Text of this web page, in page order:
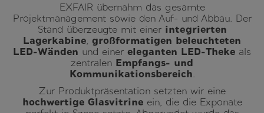
EXFAIR übernahm das gesamte
Projektmanagement sowie den Auf- und Abbau. Der
Stand überzeugte mit einer integrierten
Lagerkabine großformatigen beleuchteten
LED-Wänden und einer eleganten LED-Theke als
zentralen Empfangs- und
Kommunikationsbereich
Zur Produktpräsentation setzten wir eine
hochwertige Glasvitrineein, die die Exponate